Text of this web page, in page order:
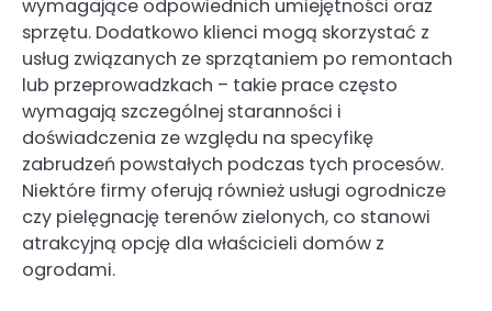
wymagające odpowiednich umiejętności oraz
sprzętu. Dodatkowo klienci mogą skorzystać z
usług związanych ze sprzątaniem po remontach
lub przeprowadzkach – takie prace często
wymagają szczególnej staranności i
doświadczenia ze względu na specyfikę
zabrudzeń powstałych podczas tych procesów.
Niektóre firmy oferują również usługi ogrodnicze
czy pielęgnację terenów zielonych, co stanowi
atrakcyjną opcję dla właścicieli domów z
ogrodami.